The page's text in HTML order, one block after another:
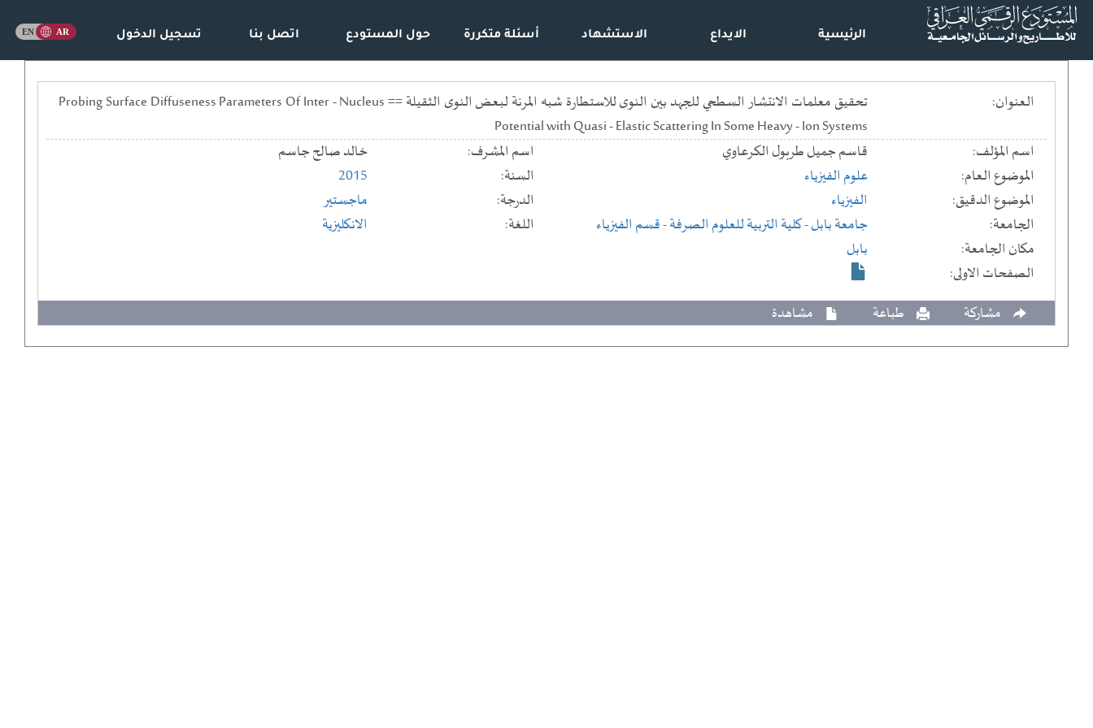
الرئيسية الايداع الاستشهاد أسئلة متكررة حول المستودع اتصل بنا تسجيل الدخول
العنوان:
تحقيق معلمات الانتشار السطحي للجهد بين النوى للاستطارة شبه المرنة لبعض النوى الثقيلة == Probing Surface Diffuseness Parameters Of Inter - Nucleus
Potential with Quasi - Elastic Scattering In Some Heavy - Ion Systems
اسم المؤلف:
قاسم جميل طربول الكرعاوي اسم المشرف:
خالد صالح جاسم
الموضوع العام:
علوم الفيزياء السنة:
2015
الموضوع الدقيق:
الفيزياء الدرجة:
ماجستير
الجامعة:
جامعة بابل- كلية التربية للعلوم الصرفة- قسم الفيزياء اللغة:
الانكليزية
مكان الجامعة:
بابل
الصفحات الاولى:
مشاركة
طباعة مشاهدة